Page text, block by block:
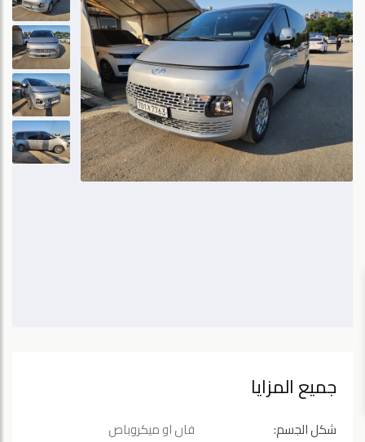
جميع المزايا
شكل الجسم:
فان او ميكروباص